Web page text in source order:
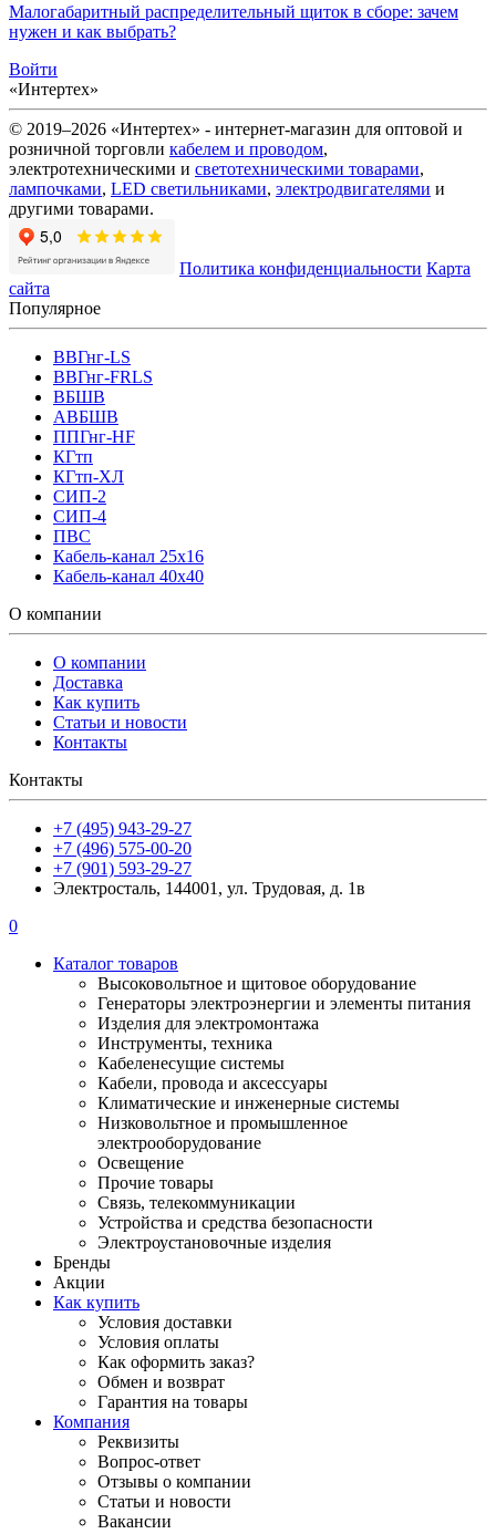
Малогабаритный распределительный щиток в сборе: зачем
нужен и как выбрать?
Войти
«Интертех»
© 2019–2026 «Интертех» - интернет-магазин для оптовой и
розничной торговли кабелем и проводом,
электротехническими и светотехническими товарами,
лампочками, LED светильниками, электродвигателями и
другими товарами.
Политика конфиденциальности Карта
сайта
Популярное
ВВГнг-LS
ВВГнг-FRLS
ВБШВ
АВБШВ
ППГнг-HF
КГтп
КГтп-ХЛ
СИП-2
СИП-4
ПВС
Кабель-канал 25х16
Кабель-канал 40х40
О компании
О компании
Доставка
Как купить
Статьи и новости
Контакты
Контакты
+7 (495) 943-29-27
+7 (496) 575-00-20
+7 (901) 593-29-27
Электросталь, 144001, ул. Трудовая, д. 1в
0
Каталог товаров
Высоковольтное и щитовое оборудование
Генераторы электроэнергии и элементы питания
Изделия для электромонтажа
Инструменты, техника
Кабеленесущие системы
Кабели, провода и аксессуары
Климатические и инженерные системы
Низковольтное и промышленное
электрооборудование
Освещение
Прочие товары
Связь, телекоммуникации
Устройства и средства безопасности
Электроустановочные изделия
Бренды
Акции
Как купить
Условия доставки
Условия оплаты
Как оформить заказ?
Обмен и возврат
Гарантия на товары
Компания
Реквизиты
Вопрос-ответ
Отзывы о компании
Статьи и новости
Вакансии